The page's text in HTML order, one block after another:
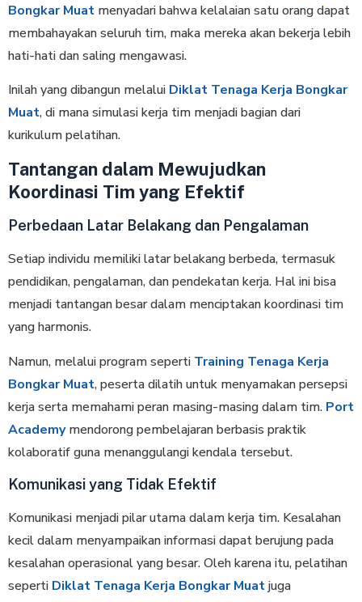
Bongkar Muat menyadari bahwa kelalaian satu orang dapat
membahayakan seluruh tim, maka mereka akan bekerja lebih
hati-hati dan saling mengawasi.
Inilah yang dibangun melalui Diklat Tenaga Kerja Bongkar
Muat, di mana simulasi kerja tim menjadi bagian dari
kurikulum pelatihan.
Tantangan dalam Mewujudkan
Koordinasi Tim yang Efektif
Perbedaan Latar Belakang dan Pengalaman
Setiap individu memiliki latar belakang berbeda, termasuk
pendidikan, pengalaman, dan pendekatan kerja. Hal ini bisa
menjadi tantangan besar dalam menciptakan koordinasi tim
yang harmonis.
Namun, melalui program seperti Training Tenaga Kerja
Bongkar Muat, peserta dilatih untuk menyamakan persepsi
kerja serta memahami peran masing-masing dalam tim. Port
Academymendorong pembelajaran berbasis praktik
kolaboratif guna menanggulangi kendala tersebut.
Komunikasi yang Tidak Efektif
Komunikasi menjadi pilar utama dalam kerja tim. Kesalahan
kecil dalam menyampaikan informasi dapat berujung pada
kesalahan operasional yang besar. Oleh karena itu, pelatihan
seperti Diklat Tenaga Kerja Bongkar Muatjuga